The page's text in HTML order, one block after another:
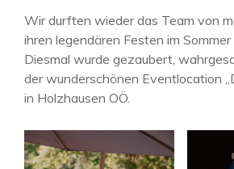
Wir durften wieder das Team von
ihren legendären Festen im
Diesmal wurde gezaubert,
der wunderschönen Eventlocation
in Holzhausen OÖ.